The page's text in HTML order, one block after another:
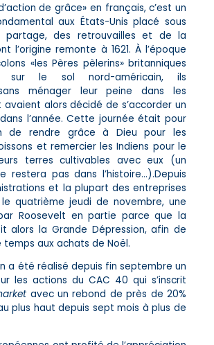
de grâce» en français, c’est un
aux États-Unis placé sous
partage, des retrouvailles et de la
l’origine remonte à 1621. À l’époque
«les Pères pèlerins» britanniques
sur le sol nord-américain, ils
ménager leur peine dans les
alors décidé de s’accorder un
l’année. Cette journée était pour
de rendre grâce à Dieu pour les
et remercier les Indiens pour le
terres cultivables avec eux (un
restera pas dans l’histoire…).Depuis
et la plupart des entreprises
quatrième jeudi de novembre, une
Roosevelt en partie parce que la
alors la Grande Dépression, afin de
temps aux achats de Noël.
a été réalisé depuis fin septembre un
les actions du CAC 40 qui s’inscrit
avec un rebond de près de 20%
plus haut depuis sept mois à plus de